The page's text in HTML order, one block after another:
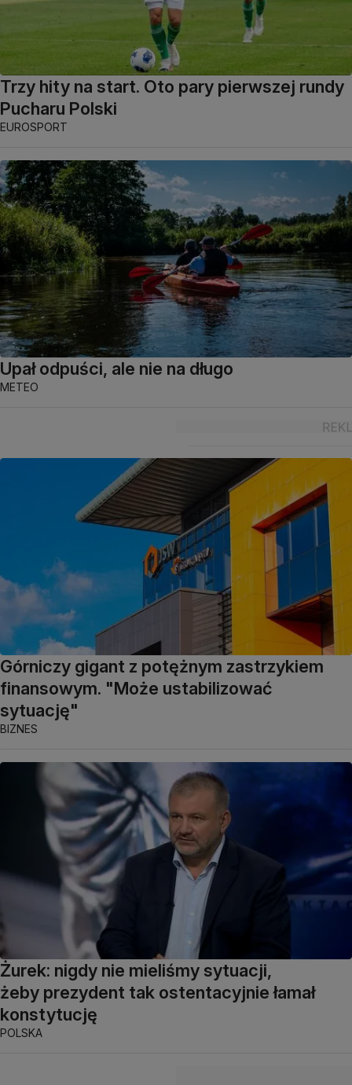
Trzy hity na start. Oto pary pierwszej rundy
Pucharu Polski
EUROSPORT
Upał odpuści, ale nie na długo
METEO
Górniczy gigant z potężnym zastrzykiem
finansowym. "Może ustabilizować
sytuację"
BIZNES
Żurek: nigdy nie mieliśmy sytuacji,
żeby prezydent tak ostentacyjnie łamał
konstytucję
POLSKA